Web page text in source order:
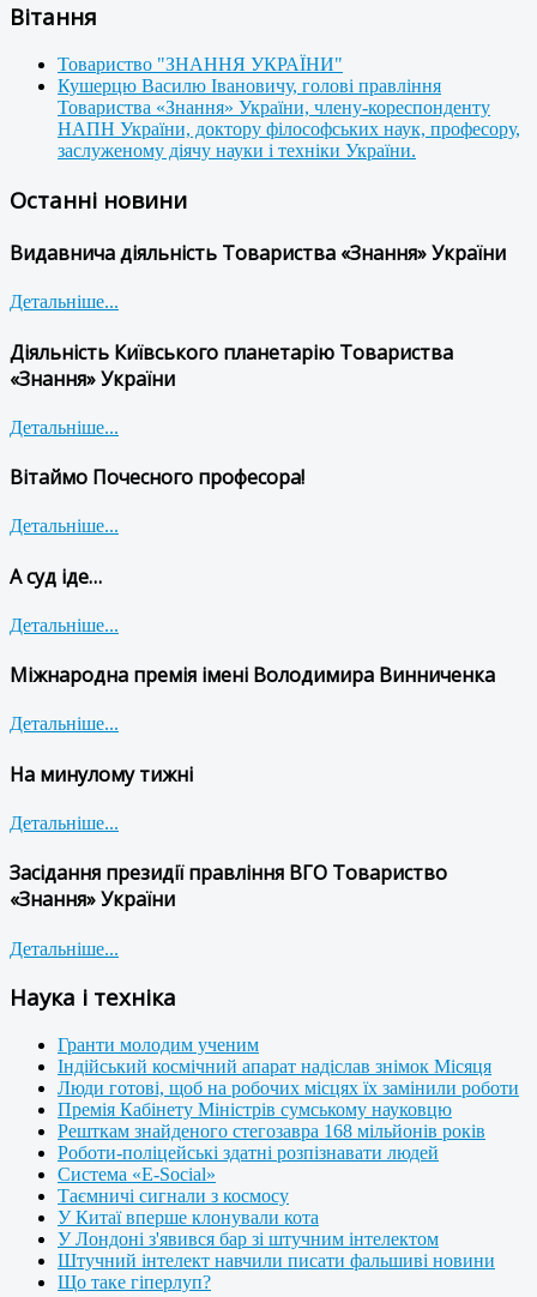
Вітання
Товариство "ЗНАННЯ УКРАЇНИ"
Кушерцю Василю Івановичу, голові правління
Товариства «Знання» України, члену-кореспонденту
НАПН України, доктору філософських наук, професору,
заслуженому діячу науки і техніки України.
Останні новини
Видавнича діяльність Товариства «Знання» України
Детальніше...
Діяльність Київського планетарію Товариства
«Знання» України
Детальніше...
Вітаймо Почесного професора!
Детальніше...
А суд іде…
Детальніше...
Міжнародна премія імені Володимира Винниченка
Детальніше...
На минулому тижні
Детальніше...
Засідання президії правління ВГО Товариство
«Знання» України
Детальніше...
Наука і техніка
Гранти молодим ученим
Індійський космічний апарат надіслав знімок Місяця
Люди готові, щоб на робочих місцях їх замінили роботи
Премія Кабінету Міністрів сумському науковцю
Решткам знайденого стегозавра 168 мільйонів років
Роботи-поліцейські здатні розпізнавати людей
Система «E-Social»
Таємничі сигнали з космосу
У Китаї вперше клонували кота
У Лондоні з'явився бар зі штучним інтелектом
Штучний інтелект навчили писати фальшиві новини
Що таке гіперлуп?